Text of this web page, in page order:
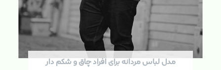
مدل لباس مردانه برای افراد چاق و شکم دار